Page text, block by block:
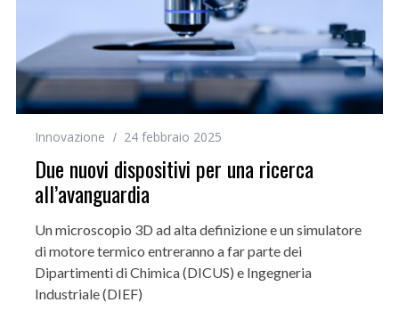
Innovazione 24 febbraio 2025
Due nuovi dispositivi per una ricerca
all’avanguardia
Un microscopio 3D ad alta definizione e un simulatore
di motore termico entreranno a far parte dei
Dipartimenti di Chimica (DICUS) e Ingegneria
Industriale (DIEF)